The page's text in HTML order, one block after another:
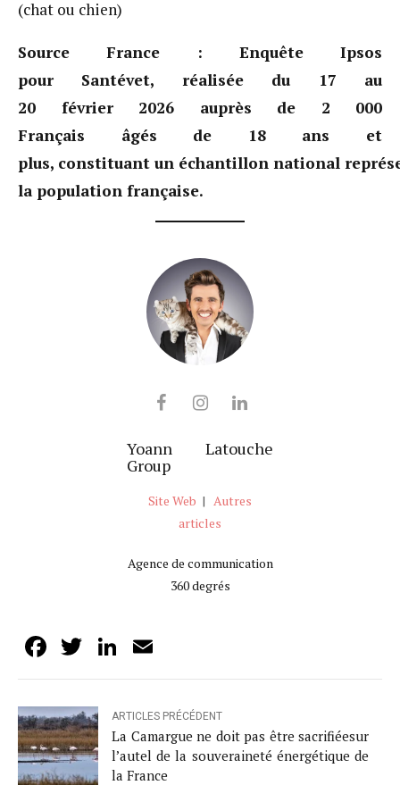
(chat ou chien)
Source France : Enquête Ipsos
pour Santévet, réalisée du 17 au
20 février 2026 auprès de 2 000
Français âgés de 18 ans et
plus, constituant un échantillon national
la population française.
Yoann Latouche
Group
Site Web | Autres
articles
Agence de communication
360 degrés
Facebook
TwitterLinkedIn
ARTICLES PRÉCÉDENT
La Camargue ne doit pas être sacrifiéesur
l’autel de la souveraineté énergétique de
la France